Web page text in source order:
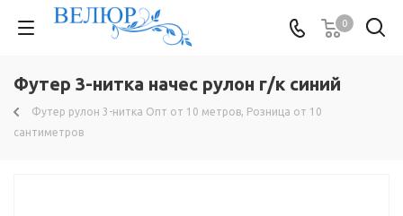
0
Футер 3-нитка начес рулон г/к синий
Футер рулон 3-нитка Опт от 10 метров, Розница от 10
сантиметров